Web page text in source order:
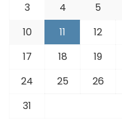
3
4 5
10
11 12
17
18 19
24
25 26
31